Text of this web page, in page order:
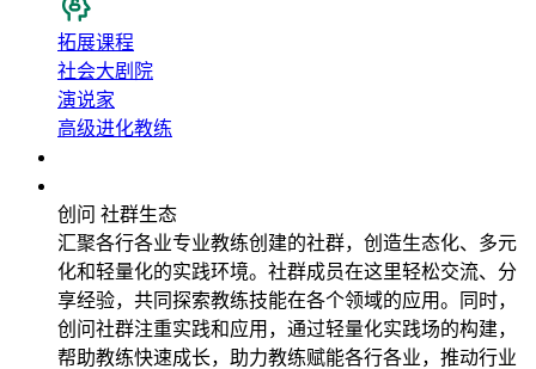
拓展课程
社会大剧院
演说家
高级进化教练
创问 社群生态
汇聚各行各业专业教练创建的社群，创造生态化、多元
化和轻量化的实践环境。社群成员在这里轻松交流、分
享经验，共同探索教练技能在各个领域的应用。同时，
创问社群注重实践和应用，通过轻量化实践场的构建，
帮助教练快速成长，助力教练赋能各行各业，推动行业